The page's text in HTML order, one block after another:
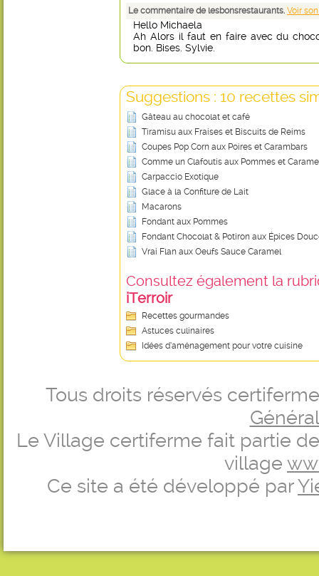
Le commentaire de lesbonsrestaurants. Voir
Hello Michaela
Ah Alors il faut en faire avec du
bon. Bises. Sylvie.
Suggestions : 10 recettes
Gâteau au chocolat et café
Tiramisu aux Fraises et Biscuits de Reims
Coupes Pop Corn aux Poires et Carambars
Comme un Clafoutis aux Pommes et
Carpaccio Exotique
Glace à la Confiture de Lait
Macarons
Fondant aux Pommes
Fondant Chocolat & Potiron aux Épices
Vrai Flan aux Oeufs Sauce Caramel
Consultez également la
iTerroir
Recettes gourmandes
Astuces culinaires
Idées d’aménagement pour votre cuisine
Tous droits réservés
Le Village certiferme fait partie
village
Ce site a été développé par